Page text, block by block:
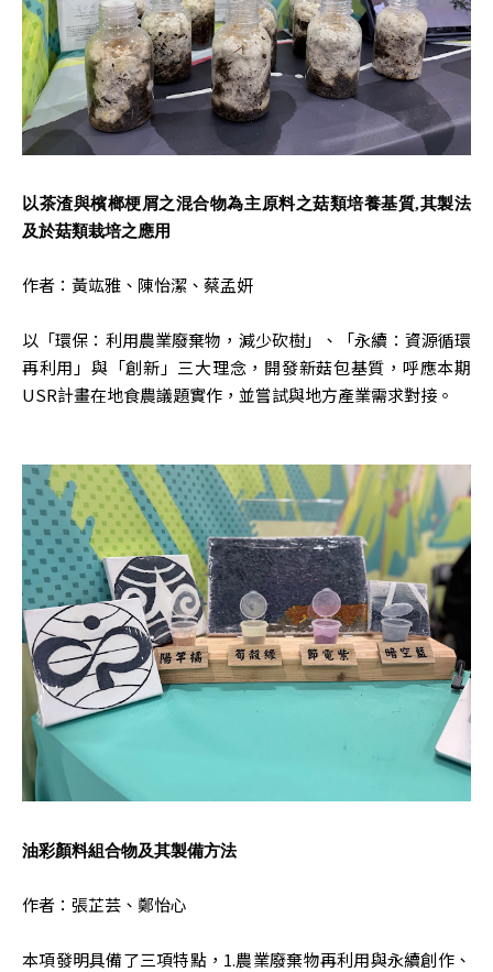
以茶渣與檳榔梗屑之混合物為主原料之菇類培養基質,其製法
及於菇類栽培之應用
作者：黃竑雅、陳怡潔、蔡孟妍
以「環保：利用農業廢棄物，減少砍樹」、「永續：資源循環
再利用」與「創新」三大理念，開發新菇包基質，呼應本期
USR計畫在地食農議題實作，並嘗試與地方產業需求對接。
油彩顏料組合物及其製備方法
作者：張芷芸、鄭怡心
本項發明具備了三項特點，1.農業廢棄物再利用與永續創作、